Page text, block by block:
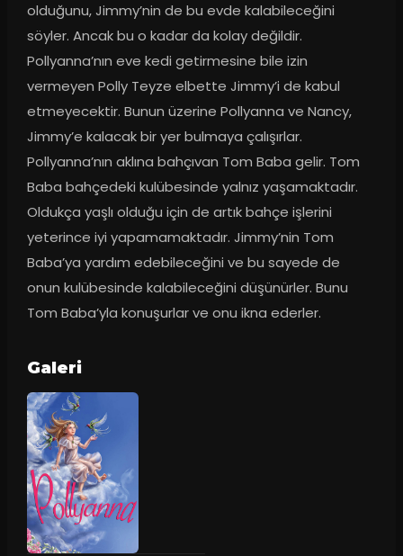
olduğunu, Jimmy’nin de bu evde kalabileceğini
söyler. Ancak bu o kadar da kolay değildir.
Pollyanna’nın eve kedi getirmesine bile izin
vermeyen Polly Teyze elbette Jimmy’i de kabul
etmeyecektir. Bunun üzerine Pollyanna ve Nancy,
Jimmy’e kalacak bir yer bulmaya çalışırlar.
Pollyanna’nın aklına bahçıvan Tom Baba gelir. Tom
Baba bahçedeki kulübesinde yalnız yaşamaktadır.
Oldukça yaşlı olduğu için de artık bahçe işlerini
yeterince iyi yapamamaktadır. Jimmy’nin Tom
Baba’ya yardım edebileceğini ve bu sayede de
onun kulübesinde kalabileceğini düşünürler. Bunu
Tom Baba’yla konuşurlar ve onu ikna ederler.
Galeri